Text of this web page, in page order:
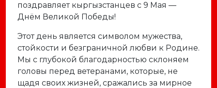
поздравляет кыргызстанцев с 9 Мая —
Днём Великой Победы!
Этот день является символом мужества,
стойкости и безграничной любви к Родине.
Мы с глубокой благодарностью склоняем
головы перед ветеранами, которые, не
щадя своих жизней, сражались за мирное